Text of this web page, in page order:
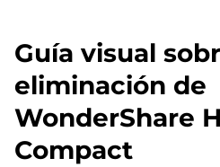
Guía visual
eliminación de
WonderShare
Compact